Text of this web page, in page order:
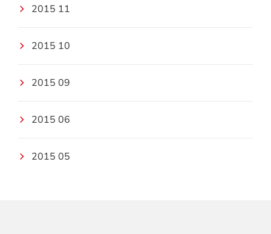
2015 11
2015 10
2015 09
2015 06
2015 05